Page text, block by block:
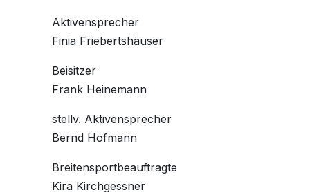
Aktivensprecher
Finia Friebertshäuser
Beisitzer
Frank Heinemann
stellv. Aktivensprecher
Bernd Hofmann
Breitensportbeauftragte
Kira Kirchgessner